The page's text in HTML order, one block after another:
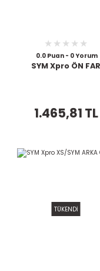
0.0 Puan - 0 Yorum
SYM Xpro ÖN FAR
1.465,81 TL
TÜKENDİ